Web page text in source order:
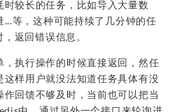
时较长的任务，比如导入大量数
等，这种可能持续了几分钟的任
返回错误信息。
，执行操作的时候直接返回，然任
这样用户就没法知道任务具体有没
回馈不够及时，当前也可以把当